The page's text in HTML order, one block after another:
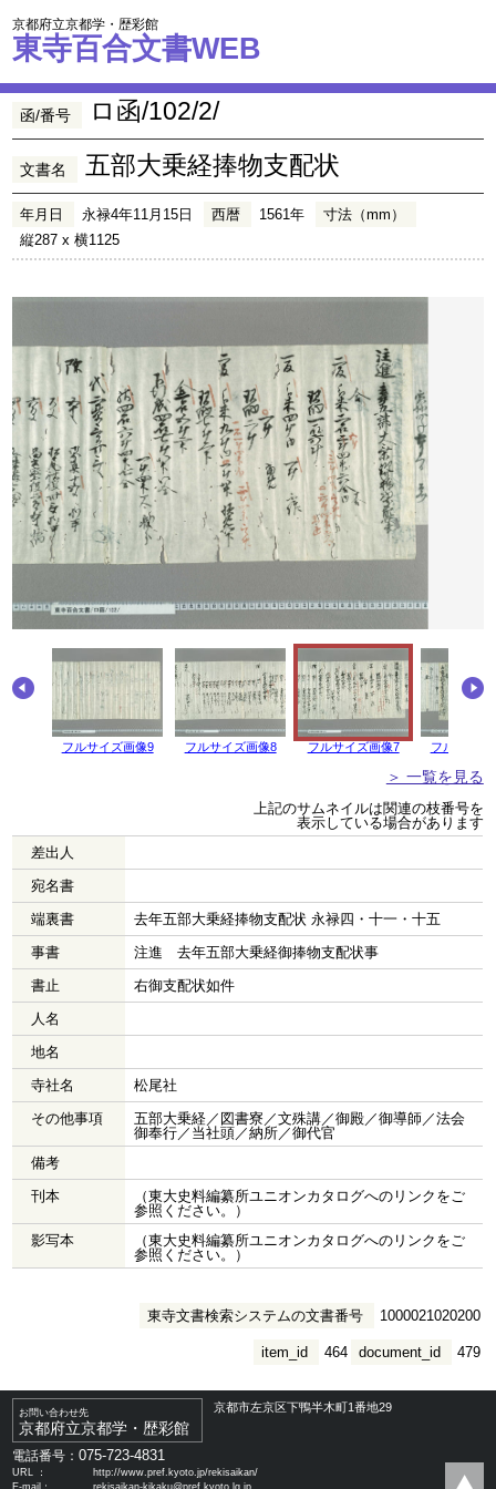
京都府立京都学・歴彩館
東寺百合文書WEB
函/番号 ロ函/102/2/
文書名 五部大乗経捧物支配状
年月日 永禄4年11月15日 西暦 1561年
寸法（mm）
縦287 x 横1125
フルサイズ画像9 フルサイズ画像8 フルサイズ画像7 フルサイズ
＞ 一覧を見る
上記のサムネイルは関連の枝番号を
表示している場合があります
差出人
宛名書
端裏書
去年五部大乗経捧物支配状 永禄四・十一・十五
事書
注進 去年五部大乗経御捧物支配状事
書止
右御支配状如件
人名
地名
寺社名
松尾社
その他事項
五部大乗経／図書寮／文殊講／御殿／御導師／法会
御奉行／当社頭／納所／御代官
備考
刊本
（東大史料編纂所ユニオンカタログへのリンクをご
参照ください。）
影写本
（東大史料編纂所ユニオンカタログへのリンクをご
参照ください。）
東寺文書検索システムの文書番号 1000021020200
document_id 479
item_id 464
お問い合わせ先
京都府立京都学・歴彩館
京都市左京区下鴨半木町1番地29
電話番号：075-723-4831
URL ：
http://www.pref.kyoto.jp/rekisaikan/
E-mail：
rekisaikan-kikaku@pref.kyoto.lg.jp